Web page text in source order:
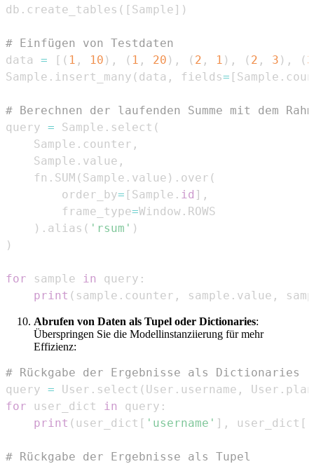
db . create_tables ( [ Sample ] )
# Einfügen von Testdaten
data = [ ( 1 , 10 ) , ( 1 , 20 ) , ( 2 , 1 ) , ( 2 , 3 ) , ( 3
Sample . insert_many ( data , fields= [ Sample .
# Berechnen der laufenden Summe mit dem
query = Sample . select (
    Sample
. counter ,
    Sample
. value ,
    fn
. SUM ( Sample . value ) . over (
        order_by
= [ Sample . id ] ,
        frame_type
=Window .
) . alias ( 'rsum' )
)
for sample in query :
print ( sample . counter , sample . value ,
Abrufen von Daten als Tupel oder Dictionaries:
Überspringen Sie die Modellinstanziierung für mehr
Effizienz:
# Rückgabe der Ergebnisse als Dictionaries
query = User . select ( User . username , User .
for user_dict in query :
print ( user_dict [ 'username' ] , user_dict [
# Rückgabe der Ergebnisse als Tupel